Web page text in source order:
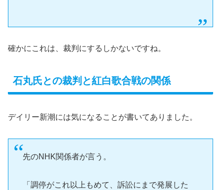
確かにこれは、裁判にするしかないですね。
石丸氏との裁判と紅白歌合戦の関係
デイリー新潮には気になることが書いてありました。
先のNHK関係者が言う。
「調停がこれ以上もめて、訴訟にまで発展した